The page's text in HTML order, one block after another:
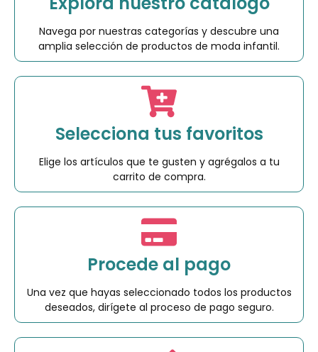
Navega por nuestras categorías y descubre una
amplia selección de productos de moda infantil.
Selecciona tus favoritos
Elige los artículos que te gusten y agrégalos a tu
carrito de compra.
Procede al pago
Una vez que hayas seleccionado todos los productos
deseados, dirígete al proceso de pago seguro.